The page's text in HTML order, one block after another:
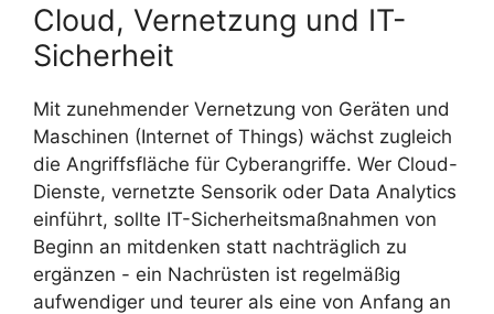
Cloud, Vernetzung und IT-
Sicherheit
Mit zunehmender Vernetzung von Geräten und
Maschinen (Internet of Things) wächst zugleich
die Angriffsfläche für Cyberangriffe. Wer Cloud-
Dienste, vernetzte Sensorik oder Data Analytics
einführt, sollte IT-Sicherheitsmaßnahmen von
Beginn an mitdenken statt nachträglich zu
ergänzen - ein Nachrüsten ist regelmäßig
aufwendiger und teurer als eine von Anfang an